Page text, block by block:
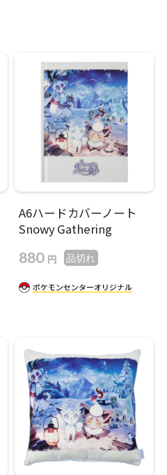
A6ハードカバーノート
Snowy Gathering
880 円 品切れ